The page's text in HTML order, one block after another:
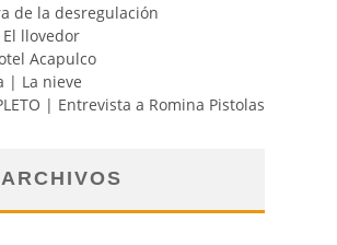
de la desregulación
llovedor
Acapulco
| La nieve
| Entrevista a Romina Pistolas
ARCHIVOS